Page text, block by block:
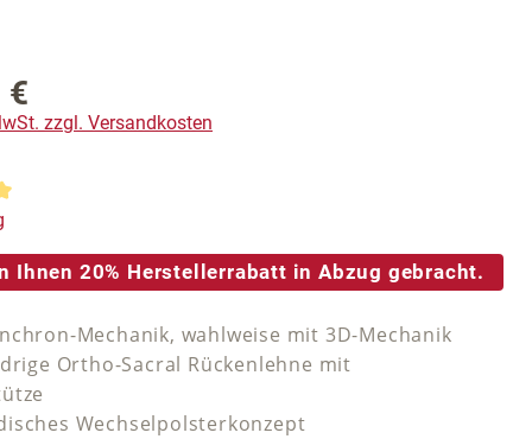
€
zzgl. Versandkosten
Bewertung von 5 von 5 Sternen
Ihnen 20% Herstellerrabatt in Abzug gebracht.
Mechanik, wahlweise mit 3D-Mechanik
Ortho-Sacral Rückenlehne mit
Wechselpolsterkonzept